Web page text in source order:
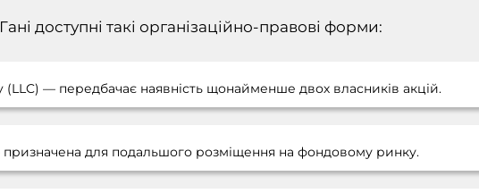
доступні такі організаційно-правові форми:
— передбачає наявність щонайменше двох власників акцій.
для подальшого розміщення на фондовому ринку.